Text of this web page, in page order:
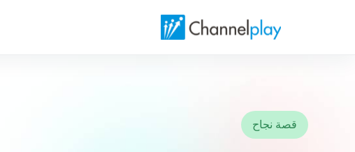
الصفحة الرئيسية لتشانلبلاي الشرق الأوسط
قصة نجاح